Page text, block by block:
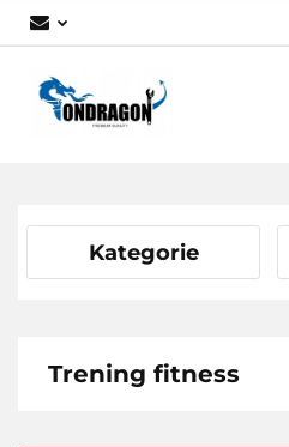
Kategorie
Trening fitness